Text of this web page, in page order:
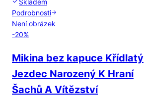
Podrobnosti
Není obrázek
-20%
Mikina bez kapuce Křídlatý
Jezdec Narozený K Hraní
Šachů A Vítězství